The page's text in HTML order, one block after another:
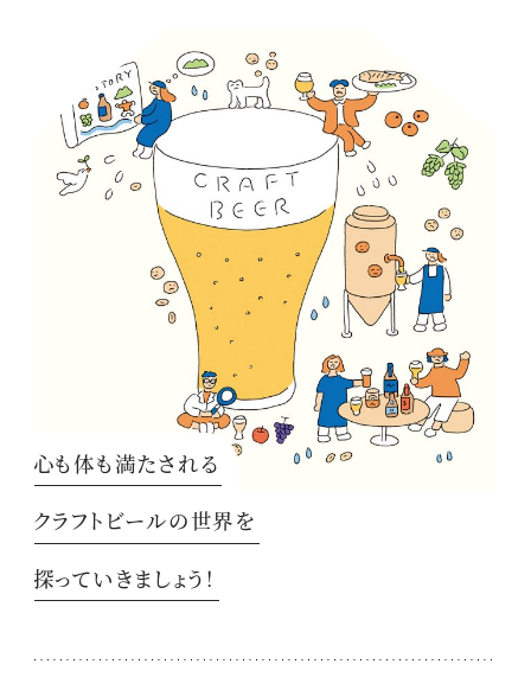
心も体も満たされる
クラフトビールの世界を
探っていきましょう！